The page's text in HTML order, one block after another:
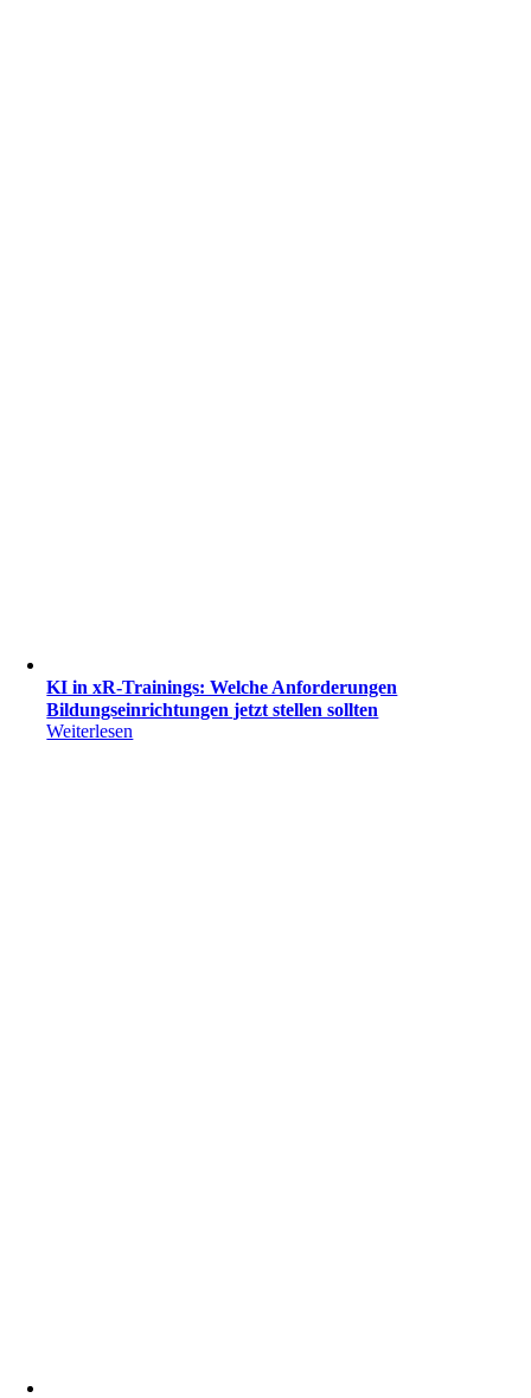
KI in xR-Trainings: Welche Anforderungen
Bildungseinrichtungen jetzt stellen sollten
Weiterlesen